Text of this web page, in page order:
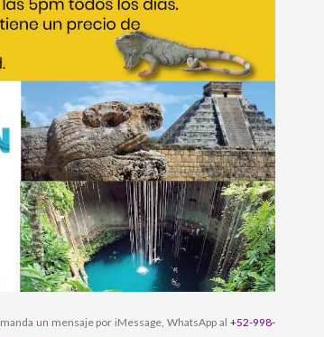
un mensaje por iMessage, WhatsApp al +52-998-